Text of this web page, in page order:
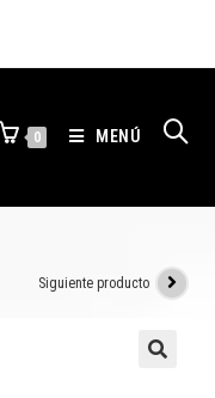
0 MENÚ
Siguiente producto